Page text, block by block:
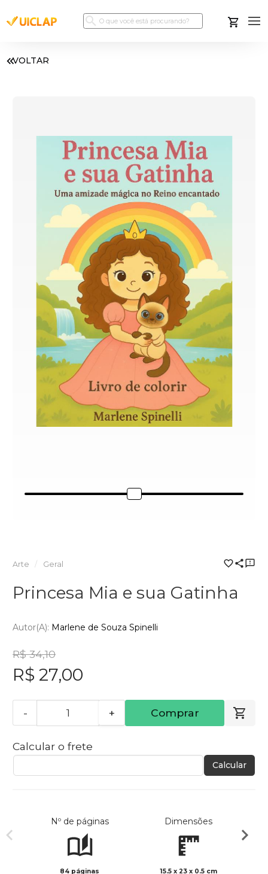
VOLTAR
Arte Geral
Princesa Mia e sua Gatinha
Autor(a): Marlene de Souza Spinelli
R$ 34,10
R$ 27,00
- + Comprar
Calcular o frete
Calcular
Nº de páginas
84 páginas
Dimensões
15.5 x 23 x 0.5 cm